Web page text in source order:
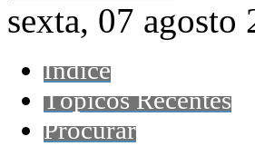
sexta, 07 agosto
Índice
Tópicos Recentes
Procurar